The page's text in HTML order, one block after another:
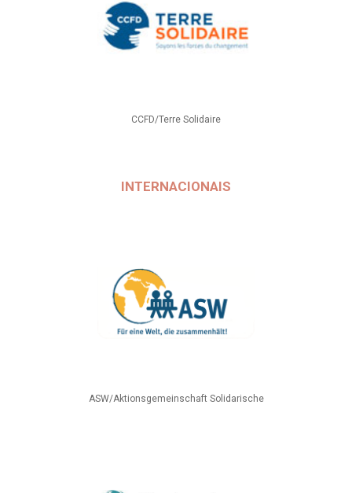
CCFD/Terre Solidaire
INTERNACIONAIS
ASW/Aktionsgemeinschaft Solidarische